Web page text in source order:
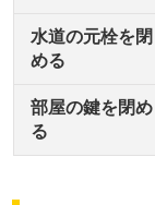
水道の元栓を閉
める
部屋の鍵を閉め
る